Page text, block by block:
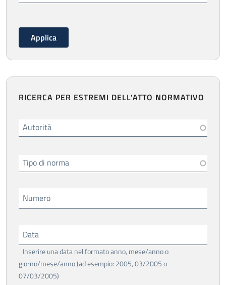
RICERCA PER ESTREMI DELL'ATTO NORMATIVO
Autorità
Tipo di norma
Numero
Data
Inserire una data nel formato anno, mese/anno o
giorno/mese/anno (ad esempio: 2005, 03/2005 o
07/03/2005)